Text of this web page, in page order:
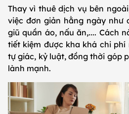
Thay vì thuê dịch vụ bên
việc đơn giản hằng ngày như
giũ quần áo, nấu ăn,.... Cách
tiết kiệm được kha khá chi phí
tự giác, kỷ luật, đồng thời góp
lành mạnh.